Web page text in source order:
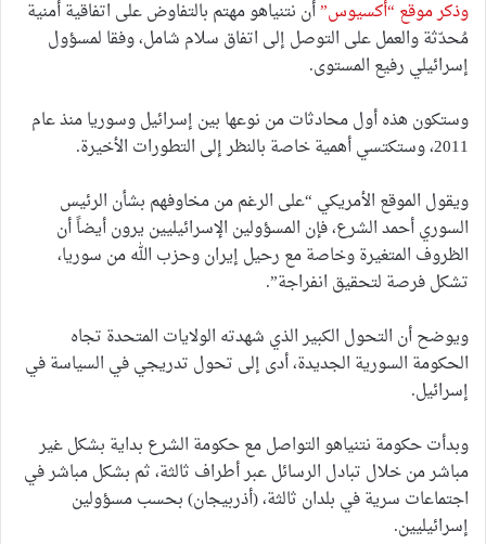
وذكر موقع “أكسيوس”أن نتنياهو مهتم بالتفاوض على اتفاقية أمنية
مُحدّثة والعمل على التوصل إلى اتفاق سلام شامل، وفقا لمسؤول
إسرائيلي رفيع المستوى.
وستكون هذه أول محادثات من نوعها بين إسرائيل وسوريا منذ عام
2011، وستكتسي أهمية خاصة بالنظر إلى التطورات الأخيرة.
ويقول الموقع الأمريكي “على الرغم من مخاوفهم بشأن الرئيس
السوري أحمد الشرع، فإن المسؤولين الإسرائيليين يرون أيضاً أن
الظروف المتغيرة وخاصة مع رحيل إيران وحزب الله من سوريا،
تشكل فرصة لتحقيق انفراجة”.
ويوضح أن التحول الكبير الذي شهدته الولايات المتحدة تجاه
الحكومة السورية الجديدة، أدى إلى تحول تدريجي في السياسة في
إسرائيل.
وبدأت حكومة نتنياهو التواصل مع حكومة الشرع بداية بشكل غير
مباشر من خلال تبادل الرسائل عبر أطراف ثالثة، ثم بشكل مباشر في
اجتماعات سرية في بلدان ثالثة، (أذربيجان) بحسب مسؤولين
إسرائيليين.